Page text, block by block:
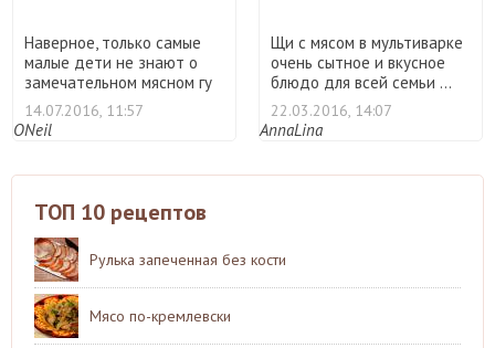
Наверное, только самые
малые дети не знают о
замечательном мясном гу
...14.07.2016, 11:57
ONeil
Щи с мясом в мультиварке
очень сытное и вкусное
блюдо для всей семьи ...
22.03.2016, 14:07
AnnaLina
ТОП 10 рецептов
Рулька запеченная без кости
Мясо по-кремлевски